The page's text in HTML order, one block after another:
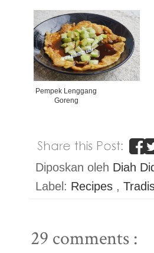
Pempek Lenggang
Goreng
Diposkan oleh Diah
Label: Recipes ,
29 comments :